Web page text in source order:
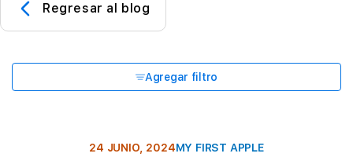
Regresar al blog
Agregar filtro
24 JUNIO, 2024MY FIRST APPLE